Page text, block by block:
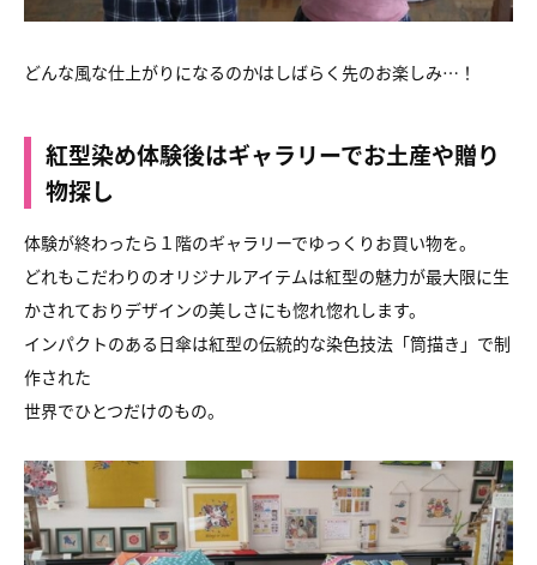
どんな風な仕上がりになるのかはしばらく先のお楽しみ…！
紅型染め体験後はギャラリーでお土産や贈り
物探し
体験が終わったら１階のギャラリーでゆっくりお買い物を。
どれもこだわりのオリジナルアイテムは紅型の魅力が最大限に生
かされておりデザインの美しさにも惚れ惚れします。
インパクトのある日傘は紅型の伝統的な染色技法「筒描き」で制
作された
世界でひとつだけのもの。